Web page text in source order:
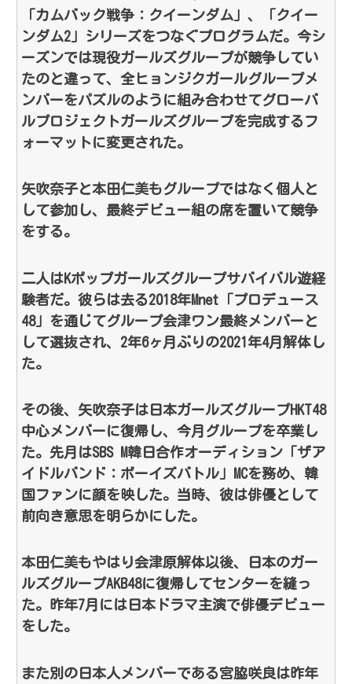
「カムバック戦争：クイーンダム」、「クイー
ンダム2」シリーズをつなぐプログラムだ。今シ
ーズンでは現役ガールズグループが競争してい
たのと違って、全ヒョンジクガールグループメ
ンバーをパズルのように組み合わせてグローバ
ルプロジェクトガールズグループを完成するフ
ォーマットに変更された。
矢吹奈子と本田仁美もグループではなく個人と
して参加し、最終デビュー組の席を置いて競争
をする。
二人はKポップガールズグループサバイバル遊経
験者だ。彼らは去る2018年Mnet「プロデュース
48」を通じてグループ会津ワン最終メンバーと
して選抜され、2年6ヶ月ぶりの2021年4月解体し
た。
その後、矢吹奈子は日本ガールズグループHKT48
中心メンバーに復帰し、今月グループを卒業し
た。先月はSBS M韓日合作オーディション「ザア
イドルバンド：ボーイズバトル」MCを務め、韓
国ファンに顔を映した。当時、彼は俳優として
前向き意思を明らかにした。
本田仁美もやはり会津原解体以後、日本のガー
ルズグループAKB48に復帰してセンターを縫っ
た。昨年7月には日本ドラマ主演で俳優デビュー
をした。
また別の日本人メンバーである宮脇咲良は昨年